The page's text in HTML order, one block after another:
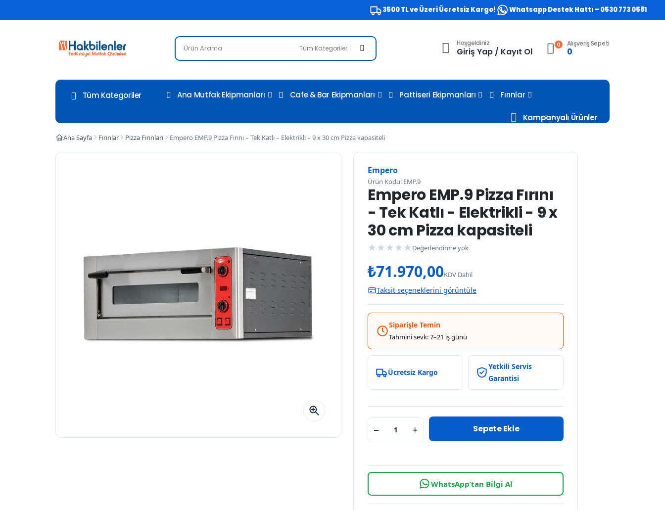
3500 TL ve Üzeri Ücretsiz Kargo! Whatsapp Destek Hattı – 0530 773 0581
Tüm Kategoriler
Hoşgeldiniz
Giriş Yap / Kayıt Ol
0 Alışveriş Sepeti
0
Tüm Kategoriler Ana Mutfak Ekipmanları Cafe & Bar Ekipmanları Pattiseri Ekipmanları Fırınlar
Kampanyalı Ürünler
Ana Sayfa Fırınlar Pizza Fırınları Empero EMP.9 Pizza Fırını – Tek Katlı – Elektrikli – 9 x 30 cm Pizza kapasiteli
Empero
Ürün Kodu: EMP.9
Empero EMP.9 Pizza Fırını
- Tek Katlı - Elektrikli - 9 x
30 cm Pizza kapasiteli
★ ★ ★ ★ ★ Değerlendirme yok
₺71.970,00KDV Dahil
Taksit seçeneklerini görüntüle
Siparişle Temin
Tahmini sevk: 7–21 iş günü
Ücretsiz Kargo
Yetkili Servis
Garantisi
− + Sepete Ekle
WhatsApp’tan Bilgi Al